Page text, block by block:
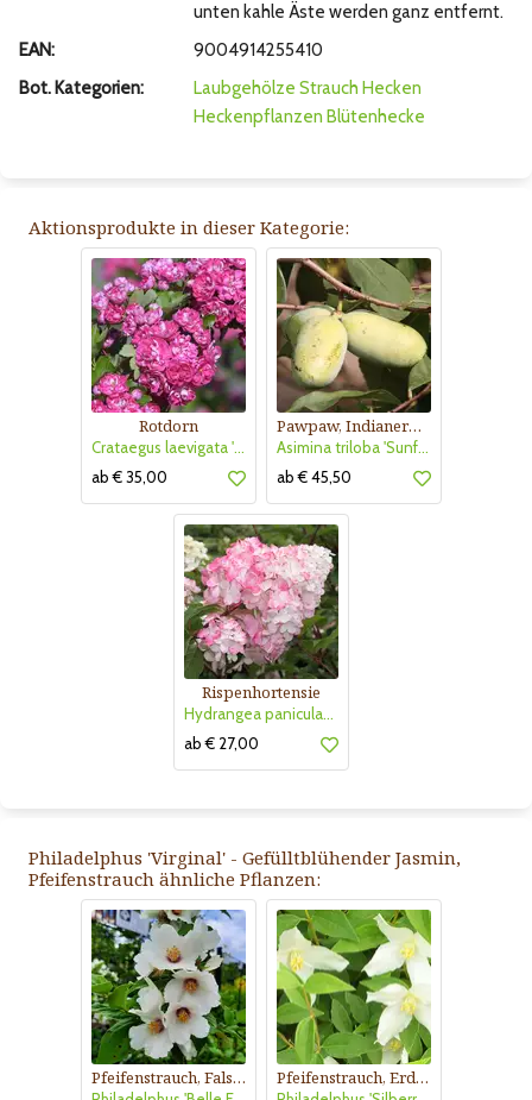
unten kahle Äste werden ganz entfernt.
EAN:
9004914255410
Bot. Kategorien:
Laubgehölze Strauch Hecken
Heckenpflanzen Blütenhecke
Aktionsprodukte in dieser Kategorie:
Rotdorn
Crataegus laevigata 'Pauls Scarlet'
ab € 35,00
Pawpaw, Indianerbanane
Asimina triloba 'Sunflower'
ab € 45,50
Rispenhortensie
Hydrangea paniculata 'Vanille Fraise'
ab € 27,00
Philadelphus 'Virginal' - Gefülltblühender Jasmin,
Pfeifenstrauch ähnliche Pflanzen:
Pfeifenstrauch, Falscher Jasmin Pfeifenstrauch, Erdbeerjasmin